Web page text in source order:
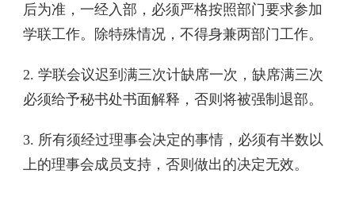
后为准，一经入部，必须严格按照部门要求参加
学联工作。除特殊情况，不得身兼两部门工作。
2. 学联会议迟到满三次计缺席一次，缺席满三次
必须给予秘书处书面解释，否则将被强制退部。
3. 所有须经过理事会决定的事情，必须有半数以
上的理事会成员支持，否则做出的决定无效。